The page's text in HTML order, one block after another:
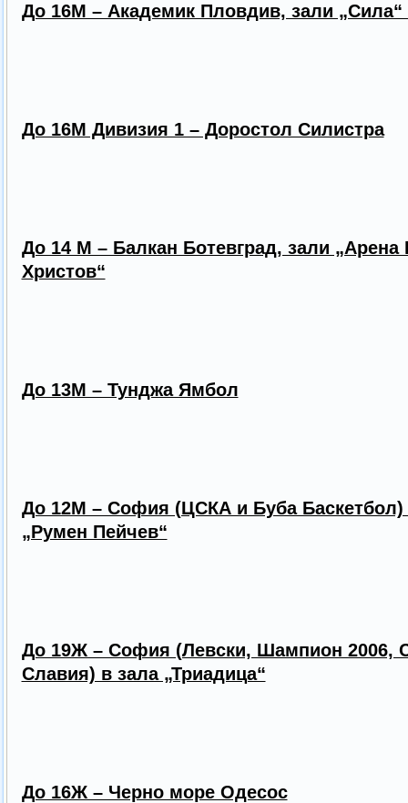
До 16М – Академик Пловдив, зали
До 16М Дивизия 1 – Доростол Силистра
До 14 М – Балкан Ботевград, зали „Арена
Христов“
До 13М – Тунджа Ямбол
До 12М – София (ЦСКА и Буба Баскетбол)
„Румен Пейчев“
До 19Ж – София (Левски, Шампион 2006,
Славия) в зала „Триадица“
До 16Ж – Черно море Одесос